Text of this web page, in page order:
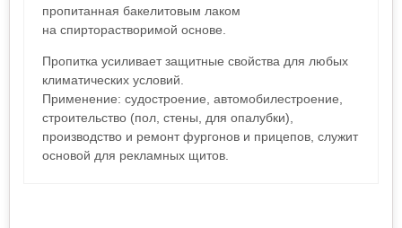
пропитанная бакелитовым лаком
на спирторастворимой основе.
Пропитка усиливает защитные свойства для любых
климатических условий.
Применение: судостроение, автомобилестроение,
строительство (пол, стены, для опалубки),
производство и ремонт фургонов и прицепов, служит
основой для рекламных щитов.